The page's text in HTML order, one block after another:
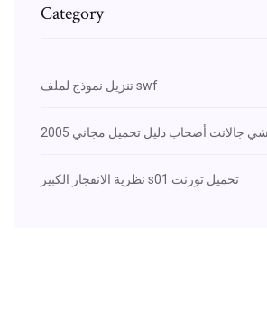
Category
تنزيل نموذج لملف swf
جالانت أصحاب دليل تحميل مجاني
نظرية الانفجار الكبير s01 تحميل تورنت